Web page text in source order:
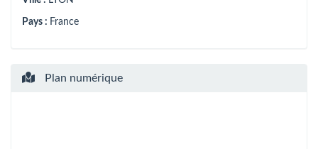
Pays : France
Plan numérique